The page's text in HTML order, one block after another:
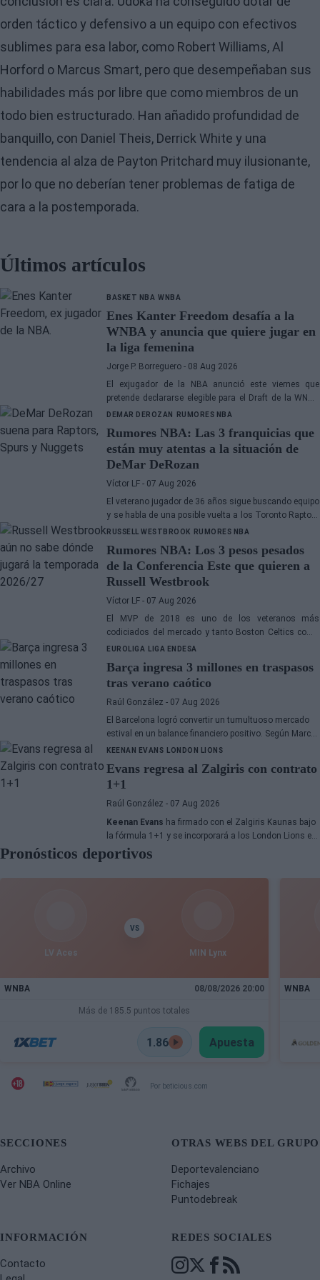
orden táctico y defensivo a un equipo con efectivos
sublimes para esa labor, como Robert Williams, Al
Horford o Marcus Smart, pero que desempeñaban sus
habilidades más por libre que como miembros de un
todo bien estructurado. Han añadido profundidad de
banquillo, con Daniel Theis, Derrick White y una
tendencia al alza de Payton Pritchard muy ilusionante,
por lo que no deberían tener problemas de fatiga de
cara a la postemporada.
Últimos artículos
BASKET NBA WNBA
Enes Kanter Freedom desafía a la
WNBA y anuncia que quiere jugar en
la liga femenina
Jorge P. Borreguero - 08 Aug 2026
El exjugador de la NBA anunció este viernes que
pretende declararse elegible para el Draft de la WNBA
de 2027
DEMAR DEROZAN RUMORES NBA
Rumores NBA: Las 3 franquicias que
están muy atentas a la situación de
DeMar DeRozan
Víctor LF - 07 Aug 2026
El veterano jugador de 36 años sigue buscando equipo
y se habla de una posible vuelta a los Toronto Raptors
o San Antonio Spurs, mientras Denver Nuggets
RUSSELL WESTBROOK RUMORES NBA
Rumores NBA: Los 3 pesos pesados
de la Conferencia Este que quieren a
Russell Westbrook
Víctor LF - 07 Aug 2026
El MVP de 2018 es uno de los veteranos más
codiciados del mercado y tanto Boston Celtics como
Cleveland Cavaliers y Detroit Pistons estarían
EUROLIGA LIGA ENDESA
Barça ingresa 3 millones en traspasos
tras verano caótico
Raúl González - 07 Aug 2026
El Barcelona logró convertir un tumultuoso mercado
estival en un balance financiero positivo. Según Marc
Mundet, la sección azulgrana ingresó cerca de tres
jugadores, a pesar de un proceso de transferencias
marcado por la incertidumbre y los cambios de última
hora.
KEENAN EVANS LONDON LIONS
Evans regresa al Zalgiris con contrato
1+1
Raúl González - 07 Aug 2026
Keenan Evans ha firmado con el Zalgiris Kaunas bajo
la fórmula 1+1 y se incorporará a los London Lions en
calidad de cedido durante la temporada 2026/27. El
recuperación tras las lesiones sufridas en los últimos
Pronósticos deportivos
LV Aces
VS
MIN Lynx
WNBA 08/08/2026 20:00
Más de 185.5 puntos totales
1.86 Apuesta
WNBA
Por beticious.com
SECCIONES
Archivo
Ver NBA Online
OTRAS WEBS DEL GRUPO
Deportevalenciano
Fichajes
Puntodebreak
INFORMACIÓN
Contacto
REDES SOCIALES